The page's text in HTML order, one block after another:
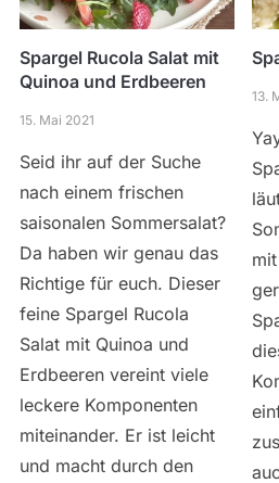
Spargel Rucola Salat mit
Quinoa und Erdbeeren
15. Mai 2021
Seid ihr auf der Suche
nach einem frischen
saisonalen Sommersalat?
Da haben wir genau das
Richtige für euch. Dieser
feine Spargel Rucola
Salat mit Quinoa und
Erdbeeren vereint viele
leckere Komponenten
miteinander. Er ist leicht
und macht durch den
13.